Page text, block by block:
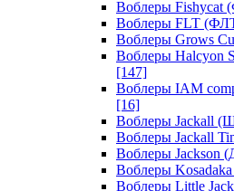
Воблеры Fishycat
Воблеры FLT
Воблеры Grows
Воблеры Halcyon
[147]
Воблеры IAM
[16]
Воблеры Jackall
Воблеры Jackall
Воблеры Jackson
Воблеры Kosadaka
Воблеры Little